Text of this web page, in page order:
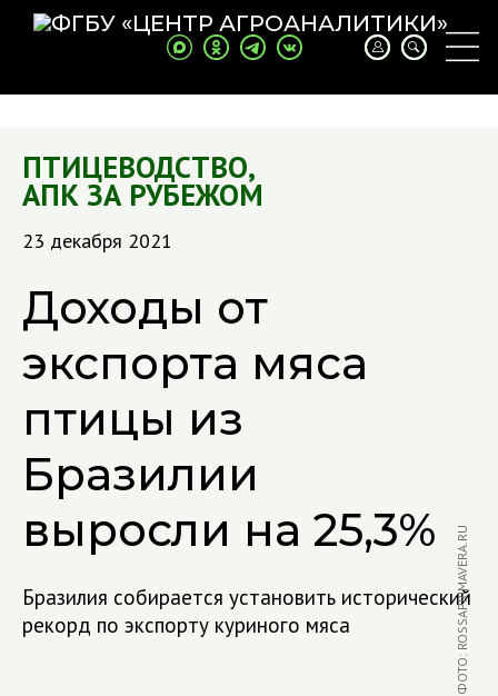
ПТИЦЕВОДСТВО,
АПК ЗА РУБЕЖОМ
23 декабря 2021
Доходы от
экспорта мяса
птицы из
Бразилии
выросли на 25,3%
Бразилия собирается установить исторический
рекорд по экспорту куриного мяса
ФОТО: ROSSAPRIMAVERA.RU